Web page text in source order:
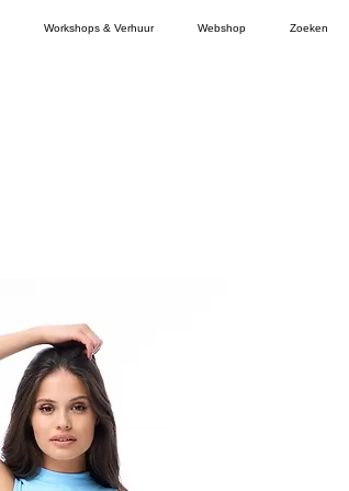
Workshops & Verhuur Webshop Zoeken